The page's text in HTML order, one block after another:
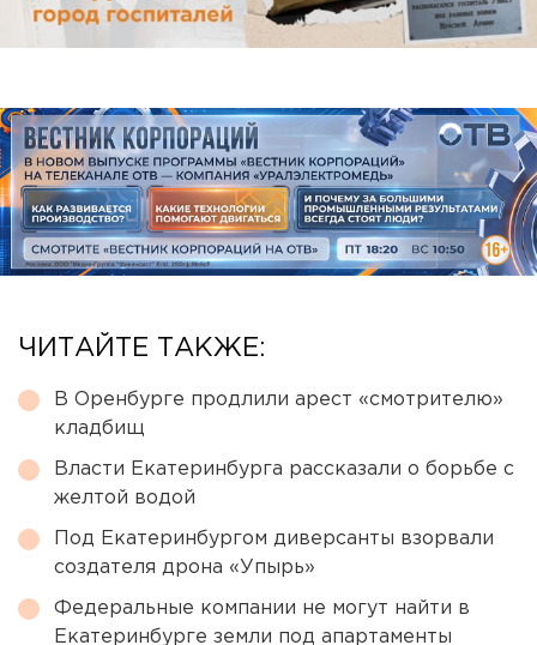
ЧИТАЙТЕ ТАКЖЕ:
В Оренбурге продлили арест «смотрителю»
кладбищ
Власти Екатеринбурга рассказали о борьбе с
желтой водой
Под Екатеринбургом диверсанты взорвали
создателя дрона «Упырь»
Федеральные компании не могут найти в
Екатеринбурге земли под апартаменты